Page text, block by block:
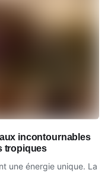
incontournables
tropiques
une énergie unique. La